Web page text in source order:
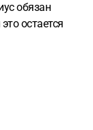
обязан
остается